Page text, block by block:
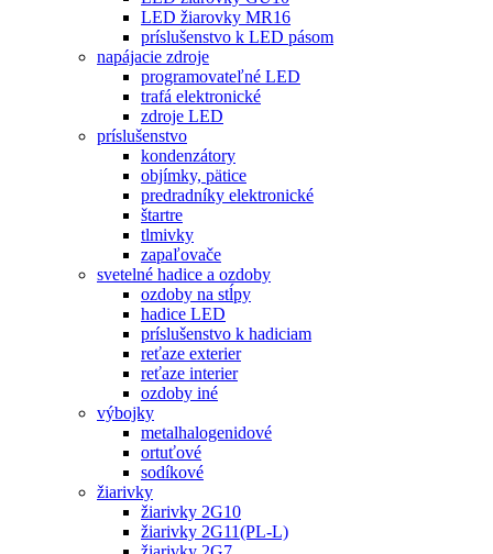
LED žiarovky MR16
príslušenstvo k LED pásom
napájacie zdroje
programovateľné LED
trafá elektronické
zdroje LED
príslušenstvo
kondenzátory
objímky, pätice
predradníky elektronické
štartre
tlmivky
zapaľovače
svetelné hadice a ozdoby
ozdoby na stĺpy
hadice LED
príslušenstvo k hadiciam
reťaze exterier
reťaze interier
ozdoby iné
výbojky
metalhalogenidové
ortuťové
sodíkové
žiarivky
žiarivky 2G10
žiarivky 2G11(PL-L)